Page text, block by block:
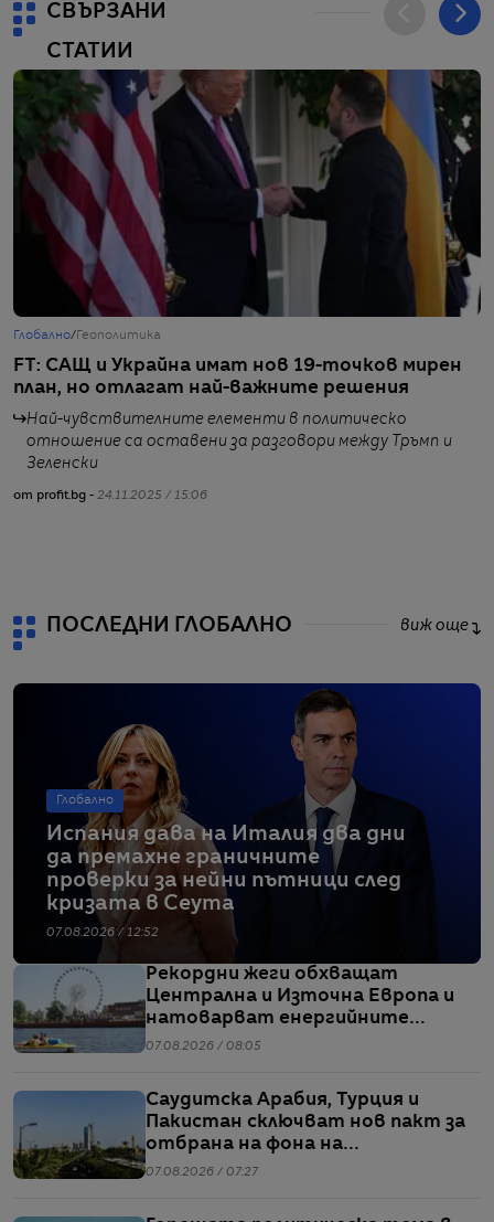
СВЪРЗАНИ
СТАТИИ
Глобално/ Геополитика
FT: САЩ и Украйна имат нов 19-точков мирен
план, но отлагат най-важните решения
Най-чувствителните елементи в политическо
отношение са оставени за разговори между Тръмп и
Зеленски
от profit.bg - 24.11.2025 / 15:06
ПОСЛЕДНИ ГЛОБАЛНО виж още
Глобално
Испания дава на Италия два дни
да премахне граничните
проверки за нейни пътници след
кризата в Сеута
07.08.2026 / 12:52
Рекордни жеги обхващат
Централна и Източна Европа и
натоварват енергийните
системи
07.08.2026 / 08:05
Саудитска Арабия, Турция и
Пакистан сключват нов пакт за
отбрана на фона на
напрежението между САЩ и Иран
07.08.2026 / 07:27